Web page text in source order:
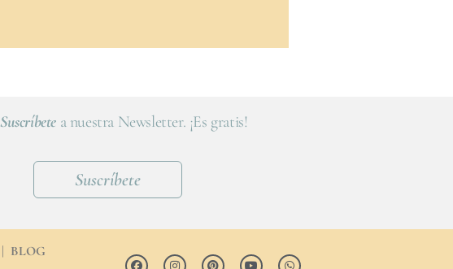
Suscríbete a nuestra Newsletter. ¡Es gratis!
Suscríbete
| BLOG